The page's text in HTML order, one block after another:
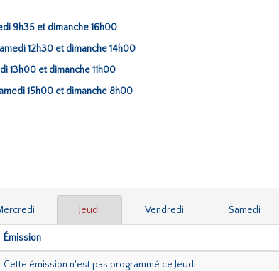
9h35 et dimanche 16h00
12h30 et dimanche 14h00
13h00 et dimanche 11h00
15h00 et dimanche 8h00
Jeudi Vendredi Samedi
Émission
Cette émission n'est pas programmé ce Jeudi